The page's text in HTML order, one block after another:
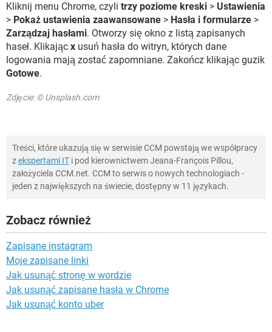
Kliknij menu Chrome, czyli trzy poziome kreski > Ustawienia
> Pokaż ustawienia zaawansowane > Hasła i formularze >
Zarządzaj hasłami. Otworzy się okno z listą zapisanych
haseł. Klikając x usuń hasła do witryn, których dane
logowania mają zostać zapomniane. Zakończ klikając guzik
Gotowe.
Zdjęcie: © Unsplash.com
Treści, które ukazują się w serwisie CCM powstają we współpracy
zekspertami IT i pod kierownictwem Jeana-François Pillou,
założyciela CCM.net. CCM to serwis o nowych technologiach -
jeden z największych na świecie, dostępny w 11 językach.
Zobacz również
Zapisane instagram
Moje zapisane linki
Jak usunąć stronę w wordzie
Jak usunąć zapisane hasła w Chrome
Jak usunąć konto uber